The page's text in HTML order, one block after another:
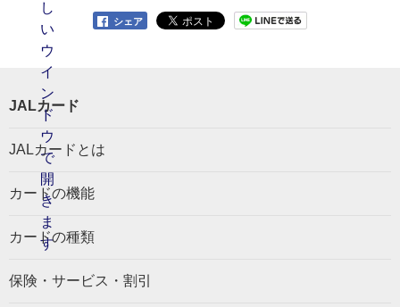
シェア
JALカード
JALカードとは
カードの機能
カードの種類
保険・サービス・割引